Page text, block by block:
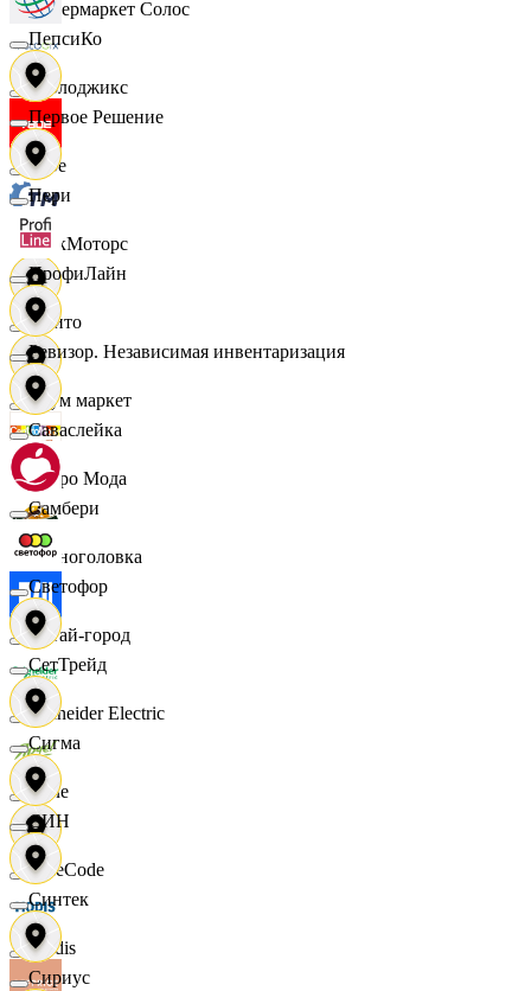
Супермаркет Солос
Таблоджикс
Твое
ТракМоторс
Фрито
Хоум маркет
Цетро Мода
Черноголовка
Читай-город
Schneider Electric
Ярче
FaceCode
Modis
ПепсиКо
Первое Решение
Пери
ПрофиЛайн
Ревизор. Независимая инвентаризация
Саваслейка
Самбери
Светофор
СетТрейд
Сигма
СИН
Синтек
Сириус